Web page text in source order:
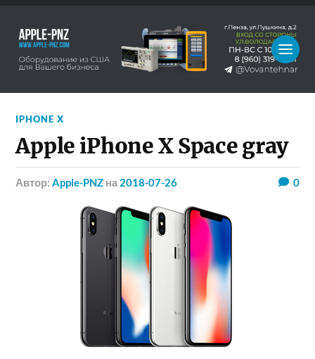
IPHONE X
Apple iPhone X Space gray
Автор:Apple-PNZ на 2018-07-26 0